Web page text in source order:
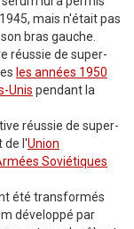
mais n'était pas
bras gauche.
réussie de super-
les années 1950
Unis pendant la
réussie de super-
de l'Union
Soviétiques
été transformés
développé par